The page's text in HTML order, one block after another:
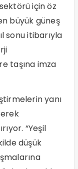
için öz
büyük güneş
sonu itibarıyla
taşına imza
yanı
“Yeşil
düşük